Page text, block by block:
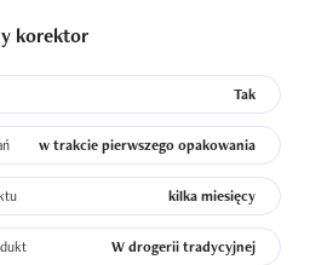
korektor
Tak
w trakcie pierwszego opakowania
kilka miesięcy
W drogerii tradycyjnej